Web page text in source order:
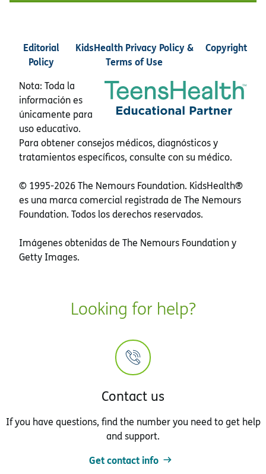
Editorial
Policy
KidsHealth Privacy Policy &
Terms of Use
Copyright
Nota: Toda la
información es
únicamente para
uso educativo.
Para obtener consejos médicos, diagnósticos y
tratamientos específicos, consulte con su médico.
© 1995-2026 The Nemours Foundation. KidsHealth®
es una marca comercial registrada de The Nemours
Foundation. Todos los derechos reservados.
Imágenes obtenidas de The Nemours Foundation y
Getty Images.
Looking for help?
Contact us
If you have questions, find the number you need to get help
and support.
Get contact info